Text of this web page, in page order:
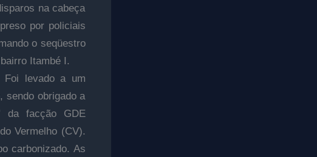
na cabeça
por policiais
o seqüestro
Itambé I.
Foi levado a um
sendo obrigado a
da facção GDE
Vermelho (CV).
carbonizado. As